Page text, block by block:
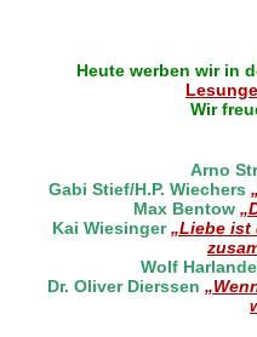
Heute werben wir in
Wir
Arno
Gabi Stief/H.P. Wiechers
Max Bentow
Kai Wiesinger „Liebe ist
Wolf
Dr. Oliver Dierssen